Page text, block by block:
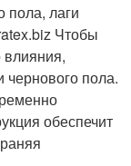
пола, лаги
Чтобы
влияния,
чернового пола.
обеспечит